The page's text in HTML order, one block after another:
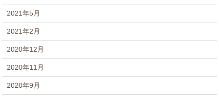
2021年5月
2021年2月
2020年12月
2020年11月
2020年9月